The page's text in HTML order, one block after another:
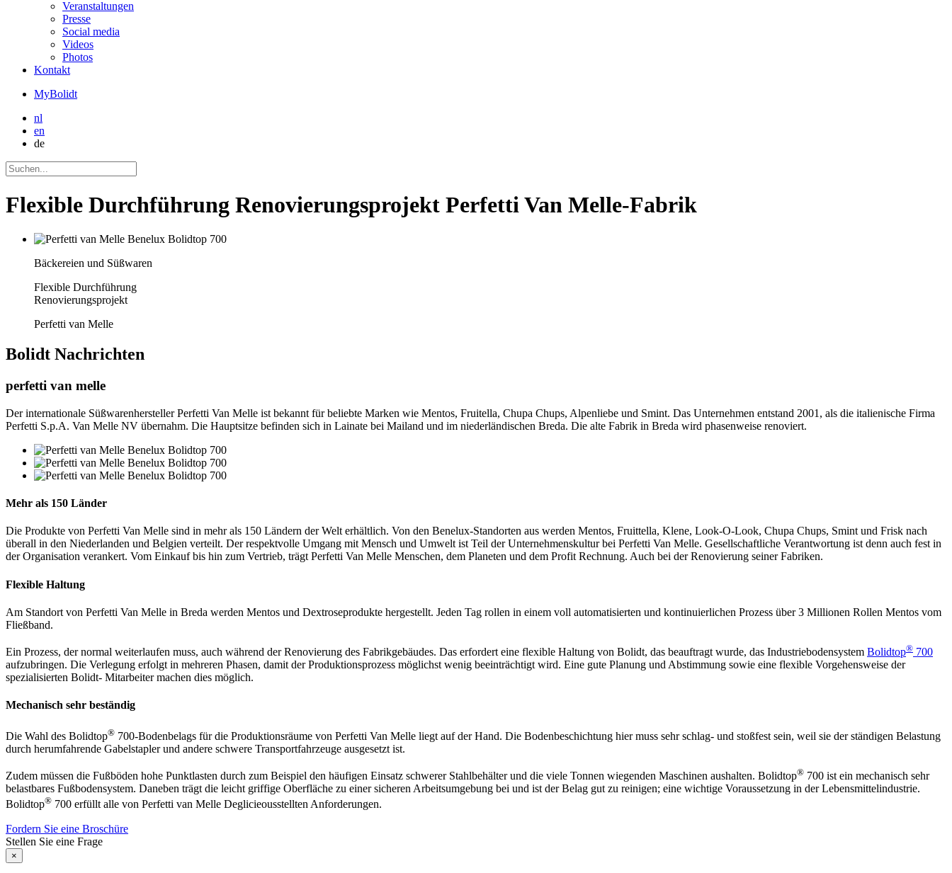
Veranstaltungen
Presse
Social media
Videos
Photos
Kontakt
MyBolidt
nl
en
de
Flexible Durchführung Renovierungsprojekt Perfetti Van Melle-Fabrik
Bäckereien und Süßwaren
Flexible Durchführung
Renovierungsprojekt
Perfetti van Melle
Bolidt Nachrichten
perfetti van melle
Der internationale Süßwarenhersteller Perfetti Van Melle ist bekannt für beliebte Marken wie Mentos, Fruitella, Chupa Chups, Alpenliebe und Smint. Das Unternehmen entstand 2001, als die italienische Firma
Perfetti S.p.A. Van Melle NV übernahm. Die Hauptsitze befinden sich in Lainate bei Mailand und im niederländischen Breda. Die alte Fabrik in Breda wird phasenweise renoviert.
Mehr als 150 Länder
Die Produkte von Perfetti Van Melle sind in mehr als 150 Ländern der Welt erhältlich. Von den Benelux-Standorten aus werden Mentos, Fruittella, Klene, Look-O-Look, Chupa Chups, Smint und Frisk nach
überall in den Niederlanden und Belgien verteilt. Der respektvolle Umgang mit Mensch und Umwelt ist Teil der Unternehmenskultur bei Perfetti Van Melle. Gesellschaftliche Verantwortung ist denn auch fest in
der Organisation verankert. Vom Einkauf bis hin zum Vertrieb, trägt Perfetti Van Melle Menschen, dem Planeten und dem Profit Rechnung. Auch bei der Renovierung seiner Fabriken.
Flexible Haltung
Am Standort von Perfetti Van Melle in Breda werden Mentos und Dextroseprodukte hergestellt. Jeden Tag rollen in einem voll automatisierten und kontinuierlichen Prozess über 3 Millionen Rollen Mentos vom
Fließband.
Ein Prozess, der normal weiterlaufen muss, auch während der Renovierung des Fabrikgebäudes. Das erfordert eine flexible Haltung von Bolidt, das beauftragt wurde, das Industriebodensystem Bolidtop® 700
aufzubringen. Die Verlegung erfolgt in mehreren Phasen, damit der Produktionsprozess möglichst wenig beeinträchtigt wird. Eine gute Planung und Abstimmung sowie eine flexible Vorgehensweise der
spezialisierten Bolidt- Mitarbeiter machen dies möglich.
Mechanisch sehr beständig
Die Wahl des Bolidtop® 700-Bodenbelags für die Produktionsräume von Perfetti Van Melle liegt auf der Hand. Die Bodenbeschichtung hier muss sehr schlag- und stoßfest sein, weil sie der ständigen Belastung
durch herumfahrende Gabelstapler und andere schwere Transportfahrzeuge ausgesetzt ist.
Zudem müssen die Fußböden hohe Punktlasten durch zum Beispiel den häufigen Einsatz schwerer Stahlbehälter und die viele Tonnen wiegenden Maschinen aushalten. Bolidtop® 700 ist ein mechanisch sehr
belastbares Fußbodensystem. Daneben trägt die leicht griffige Oberfläche zu einer sicheren Arbeitsumgebung bei und ist der Belag gut zu reinigen; eine wichtige Voraussetzung in der Lebensmittelindustrie.
Bolidtop® 700 erfüllt alle von Perfetti van Melle Deglicieousstellten Anforderungen.
Fordern Sie eine Broschüre
Stellen Sie eine Frage
×